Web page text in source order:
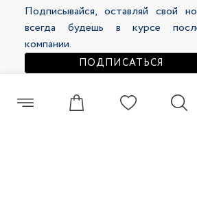
299 000 сум 208 500 сум 279 000
Подписывайся, оставляй свой
всегда будешь в курсе
компании.
ПОДПИСАТЬСЯ
+998 (55) 508 00